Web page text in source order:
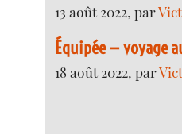
13 août 2022, par
Équipée — voyage
18 août 2022, par